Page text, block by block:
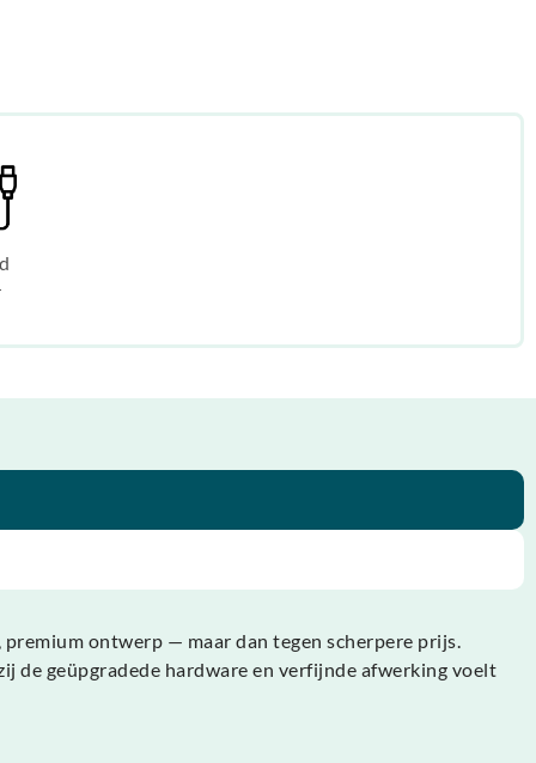
ontwerp — maar dan tegen scherpere prijs.
de geüpgradede hardware en verfijnde afwerking voelt